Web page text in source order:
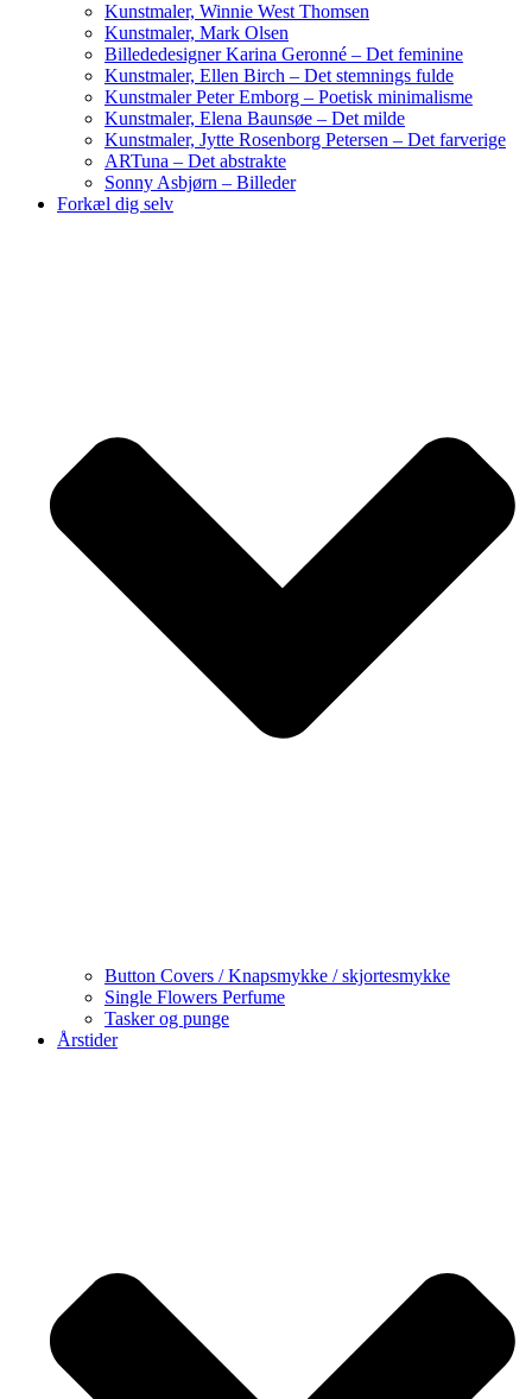
Kunstmaler, Winnie West Thomsen
Kunstmaler, Mark Olsen
Billededesigner Karina Geronné – Det feminine
Kunstmaler, Ellen Birch – Det stemnings fulde
Kunstmaler Peter Emborg – Poetisk minimalisme
Kunstmaler, Elena Baunsøe – Det milde
Kunstmaler, Jytte Rosenborg Petersen – Det farverige
ARTuna – Det abstrakte
Sonny Asbjørn – Billeder
Forkæl dig selv
Button Covers / Knapsmykke / skjortesmykke
Single Flowers Perfume
Tasker og punge
Årstider